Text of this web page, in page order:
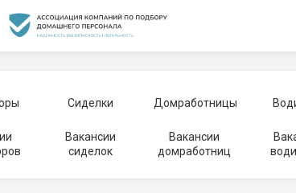
Сиделки Домработницы
Вакансии
сиделок
Вакансии
домработниц